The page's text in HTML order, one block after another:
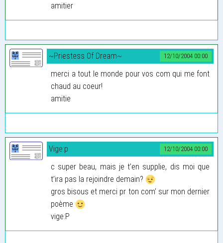
amitier
12/10/2004 00:00
~Priestess Of Dream~
merci a tout le monde pour vos com qui me font
chaud au coeur!
amitie
12/10/2004 00:00
Vige:p
c super beau, mais je t’en supplie, dis moi que
t’ira pas la rejoindre demain?
gros bisous et merci pr ton com’ sur mon dernier
poème
vige:P